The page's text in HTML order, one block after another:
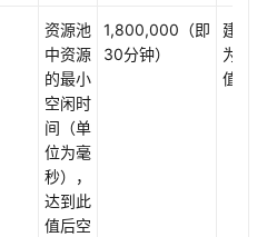
资源池
中资源
的最小
空闲时
间（单
位为毫
秒），
达到此
值后空
1,800,000（即
30分钟）
建议
为默
值。